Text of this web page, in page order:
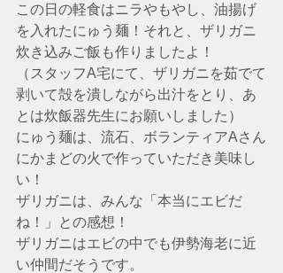
この日の軽食はニラやもやし、油揚げ
を入れたにゅう麺！それと、ザリガニ
炊き込みご飯も作りましたよ！
（スタッフA宅にて、ザリガニを茹でて
剥いて殻を潰しながら出汁をとり、あ
とは炊飯器先生にお願いしました）
にゅう麺は、流石、ボランティアAさん
にかまどの火で作っていただき美味し
い！
ザリガニは、みんな「本当にエビだ
ね！」との感想！
ザリガニはエビの中でも伊勢海老に近
い仲間だそうです。